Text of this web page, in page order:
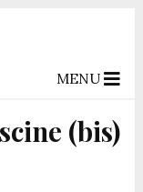
MENU
(bis)